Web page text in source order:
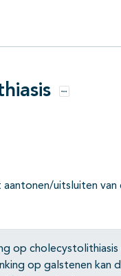
Opties
uitsluiten van
op cholecystolithiasis
op galstenen kan